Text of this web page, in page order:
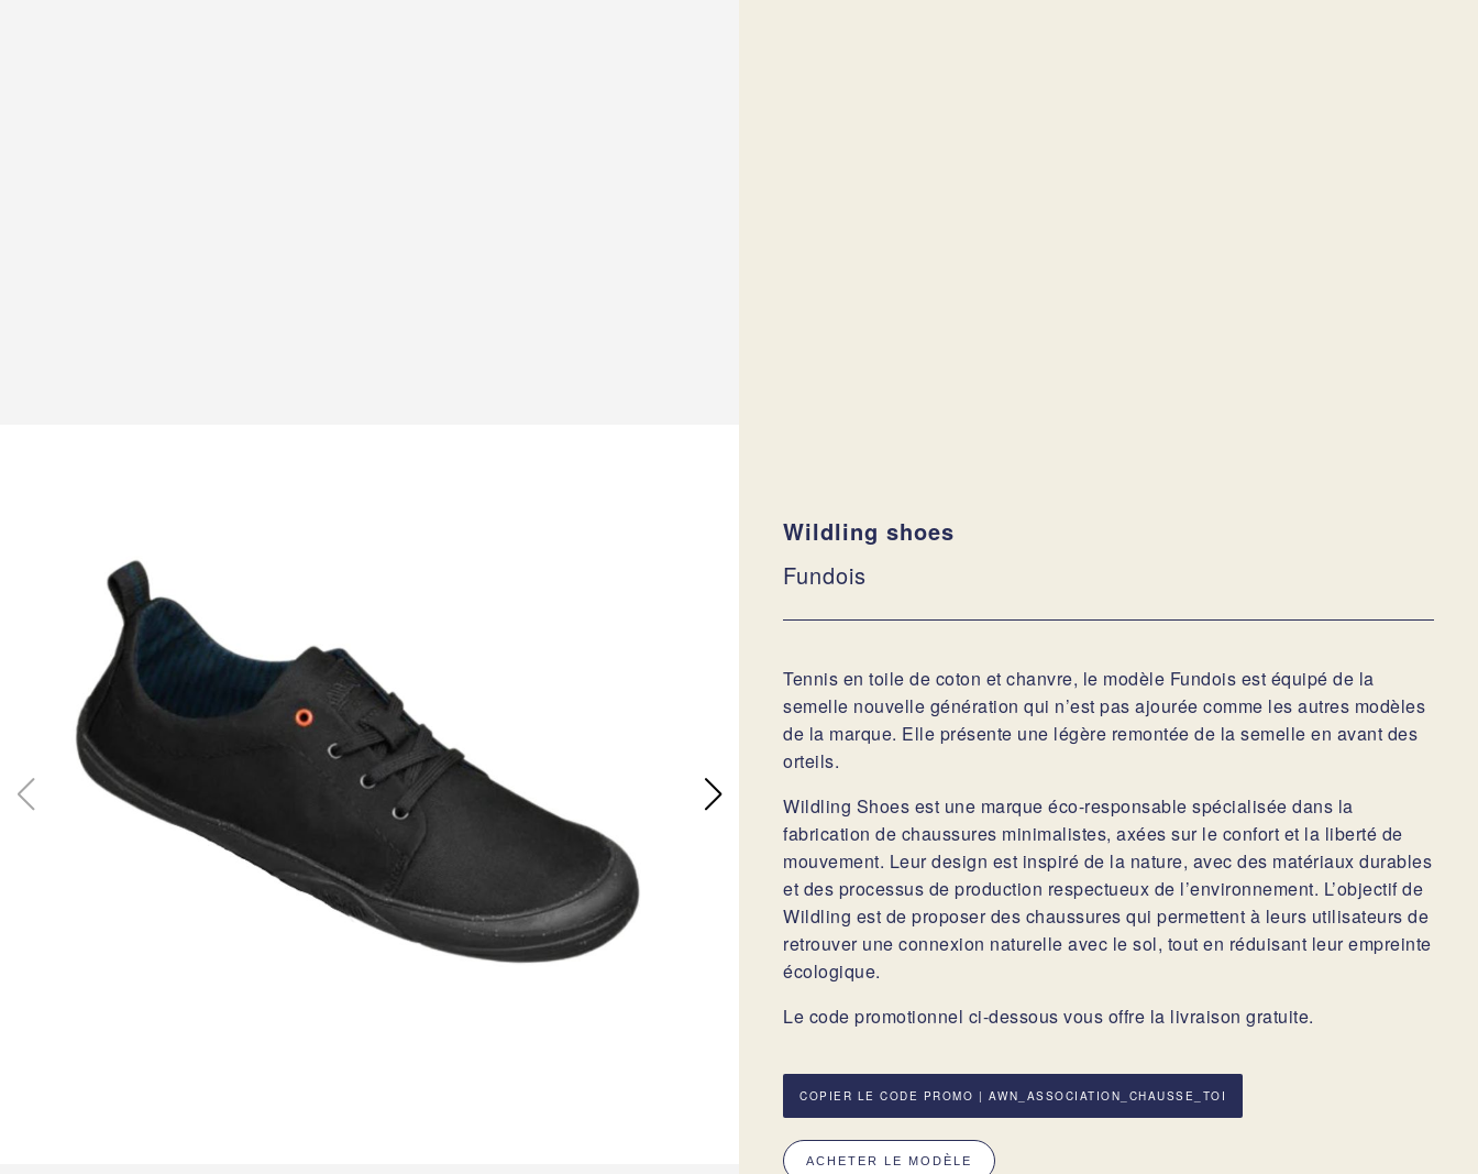
Wildling shoes
Fundois
Tennis en toile de coton et chanvre, le modèle Fundois est équipé de la
semelle nouvelle génération qui n’est pas ajourée comme les autres modèles
de la marque. Elle présente une légère remontée de la semelle en avant des
orteils.
Wildling Shoes est une marque éco-responsable spécialisée dans la
fabrication de chaussures minimalistes, axées sur le confort et la liberté de
mouvement. Leur design est inspiré de la nature, avec des matériaux durables
et des processus de production respectueux de l’environnement. L’objectif de
Wildling est de proposer des chaussures qui permettent à leurs utilisateurs de
retrouver une connexion naturelle avec le sol, tout en réduisant leur empreinte
écologique.
Le code promotionnel ci-dessous vous offre la livraison gratuite.
COPIER LE CODE PROMO | AWN_ASSOCIATION_CHAUSSE_TOI
ACHETER LE MODÈLE